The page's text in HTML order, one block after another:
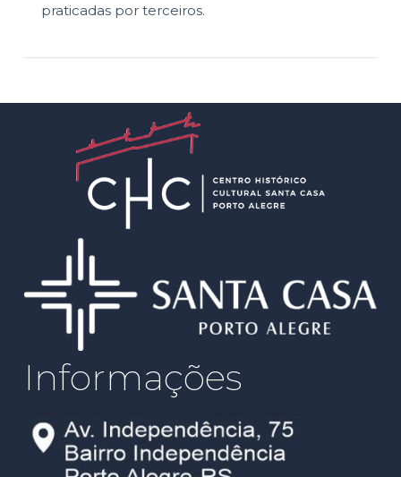
praticadas por terceiros.
Informações